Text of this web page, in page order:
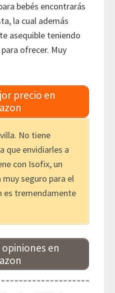
bebés encontrarás
la cual además
asequible teniendo
ofrecer. Muy
precio en
No tiene
que envidiarles a
con Isofix, un
seguro para el
es tremendamente
opiniones en